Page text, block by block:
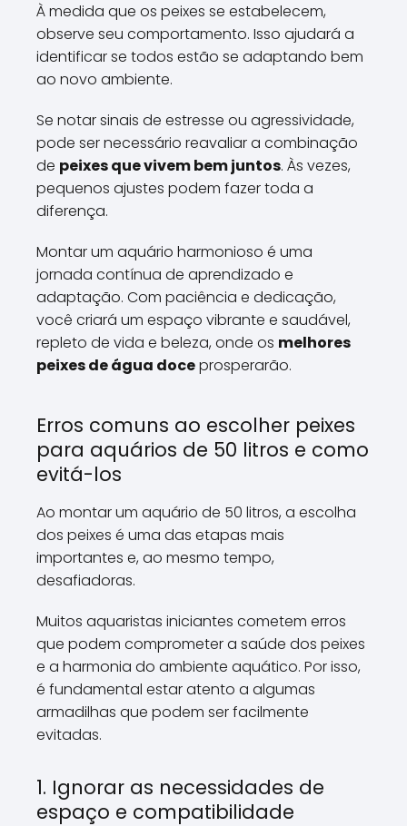
À medida que os peixes se estabelecem,
observe seu comportamento. Isso ajudará a
identificar se todos estão se adaptando bem
ao novo ambiente.
Se notar sinais de estresse ou agressividade,
pode ser necessário reavaliar a combinação
de peixes que vivem bem juntos. Às vezes,
pequenos ajustes podem fazer toda a
diferença.
Montar um aquário harmonioso é uma
jornada contínua de aprendizado e
adaptação. Com paciência e dedicação,
você criará um espaço vibrante e saudável,
repleto de vida e beleza, onde os melhores
peixes de água doceprosperarão.
Erros comuns ao escolher peixes
para aquários de 50 litros e como
evitá-los
Ao montar um aquário de 50 litros, a escolha
dos peixes é uma das etapas mais
importantes e, ao mesmo tempo,
desafiadoras.
Muitos aquaristas iniciantes cometem erros
que podem comprometer a saúde dos peixes
e a harmonia do ambiente aquático. Por isso,
é fundamental estar atento a algumas
armadilhas que podem ser facilmente
evitadas.
1. Ignorar as necessidades de
espaço e compatibilidade